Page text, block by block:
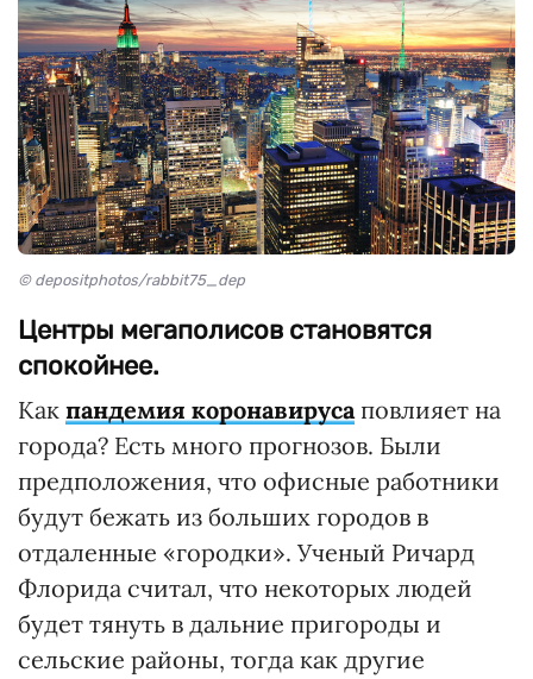
© depositphotos/rabbit75_dep
Центры мегаполисов становятся
спокойнее.
Как пандемия коронавирусаповлияет на
города? Есть много прогнозов. Были
предположения, что офисные работники
будут бежать из больших городов в
отдаленные «городки». Ученый Ричард
Флорида считал, что некоторых людей
будет тянуть в дальние пригороды и
сельские районы, тогда как другие